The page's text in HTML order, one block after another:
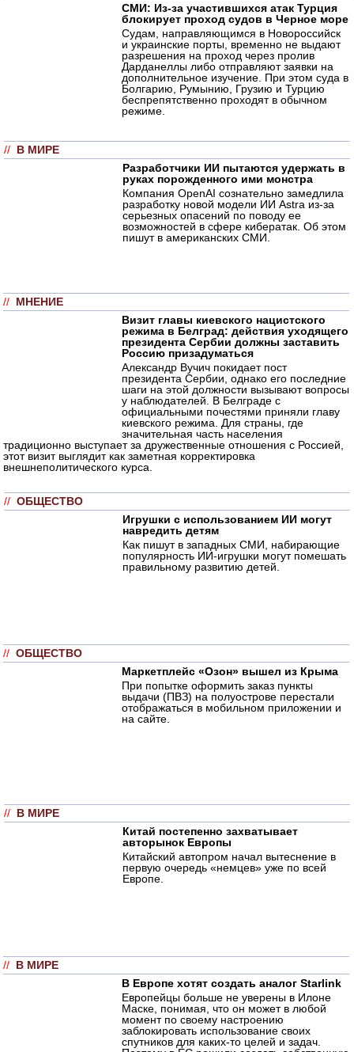
СМИ: Из-за участившихся атак Турция
блокирует проход судов в Черное море
Судам, направляющимся в Новороссийск
и украинские порты, временно не выдают
разрешения на проход через пролив
Дарданеллы либо отправляют заявки на
дополнительное изучение. При этом суда в
Болгарию, Румынию, Грузию и Турцию
беспрепятственно проходят в обычном
режиме.
// В МИРЕ
Разработчики ИИ пытаются удержать в
руках порожденного ими монстра
Компания OpenAI сознательно замедлила
разработку новой модели ИИ Astra из-за
серьезных опасений по поводу ее
возможностей в сфере кибератак. Об этом
пишут в американских СМИ.
// МНЕНИЕ
Визит главы киевского нацистского
режима в Белград: действия уходящего
президента Сербии должны заставить
Россию призадуматься
Александр Вучич покидает пост
президента Сербии, однако его последние
шаги на этой должности вызывают вопросы
у наблюдателей. В Белграде с
официальными почестями приняли главу
киевского режима. Для страны, где
значительная часть населения
традиционно выступает за дружественные отношения с Россией,
этот визит выглядит как заметная корректировка
внешнеполитического курса.
// ОБЩЕСТВО
Игрушки с использованием ИИ могут
навредить детям
Как пишут в западных СМИ, набирающие
популярность ИИ-игрушки могут помешать
правильному развитию детей.
// ОБЩЕСТВО
Маркетплейс «Озон» вышел из Крыма
При попытке оформить заказ пункты
выдачи (ПВЗ) на полуострове перестали
отображаться в мобильном приложении и
на сайте.
// В МИРЕ
Китай постепенно захватывает
авторынок Европы
Китайский автопром начал вытеснение в
первую очередь «немцев» уже по всей
Европе.
// В МИРЕ
В Европе хотят создать аналог Starlink
Европейцы больше не уверены в Илоне
Маске, понимая, что он может в любой
момент по своему настроению
заблокировать использование своих
спутников для каких-то целей и задач.